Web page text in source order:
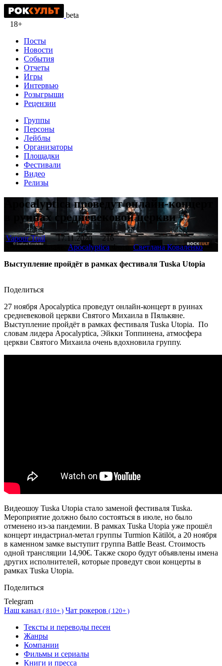
beta
18+
Посты
Новости
События
Отчеты
Игры
Интервью
Розыгрыши
Рецензии
Группы
Персоны
Лейблы
Организаторы
Площадки
Фестивали
Видео
Релизы
Apocalyptica проведут онлайн-концерт
в руинах средневековой церкви
Vapour Trail 17.11.2020
216
В этом материале:Apocalyptica Фото:Светлана Коваленко
Выступление пройдёт в рамках фестиваля Tuska Utopia
Поделиться
27 ноября Apocalyptica проведут онлайн-концерт в руинах
средневековой церкви Святого Михаила в Пялькяне.
Выступление пройдёт в рамках фестиваля Tuska Utopia. По
словам лидера Apocalyptica, Эйкки Топпинена, атмосфера
церкви Святого Михаила очень вдохновила группу.
Видеошоу Tuska Utopia стало заменой фестиваля Tuska.
Мероприятие должно было состояться в июле, но было
отменено из-за пандемии. В рамках Tuska Utopia уже прошёл
концерт индастриал-метал группы Turmion Kätilöt, а 20 ноября
в каменном замке выступит группа Battle Beast. Стоимость
одной трансляции 14,90€. Также скоро будут объявлены имена
других исполнителей, которые проведут свои концерты в
рамках Tuska Utopia.
Поделиться
Telegram
Наш канал ( 810+ ) Чат рокеров ( 120+ )
Тексты и переводы песен
Жанры
Компании
Фильмы и сериалы
Книги и пресса